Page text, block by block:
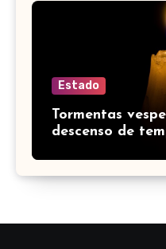
Estado
Tormentas
descenso de